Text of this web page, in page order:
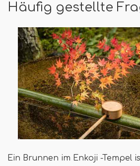
Häufig gestellte
Ein Brunnen im Enkoji -Tempel